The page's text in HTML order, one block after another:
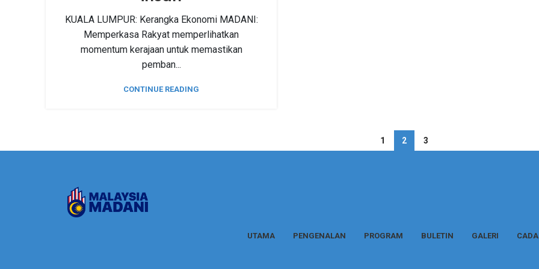
KUALA LUMPUR: Kerangka Ekonomi MADANI:
Memperkasa Rakyat memperlihatkan
momentum kerajaan untuk memastikan
pemban...
CONTINUE READING
1 2 3
UTAMA PENGENALAN PROGRAM BULETIN GALERI